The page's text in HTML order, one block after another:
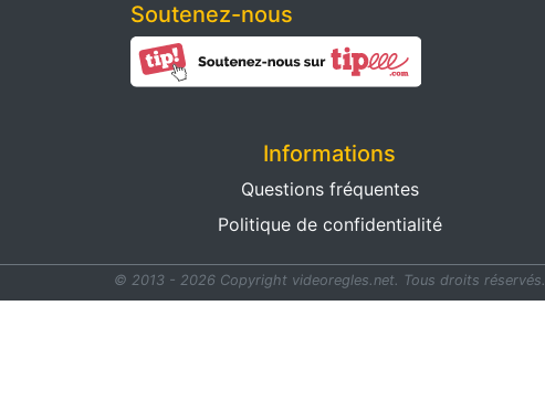
Soutenez-nous
Informations
Questions fréquentes
Politique de confidentialité
© 2013 - 2026 Copyright videoregles.net. Tous droits réservés.